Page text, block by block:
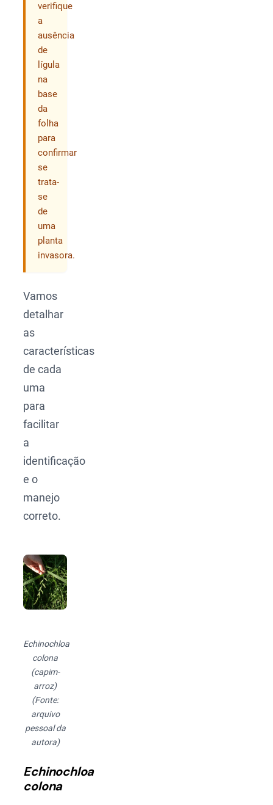
verifique
a
ausência
de
lígula
na
base
da
folha
para
confirmar
se
trata-
se
de
uma
planta
invasora.
Vamos
detalhar
as
características
de cada
uma
para
facilitar
a
identificação
e o
manejo
correto.
Echinochloa
colona
(capim-
arroz)
(Fonte:
arquivo
pessoal da
autora)
Echinochloa
colona